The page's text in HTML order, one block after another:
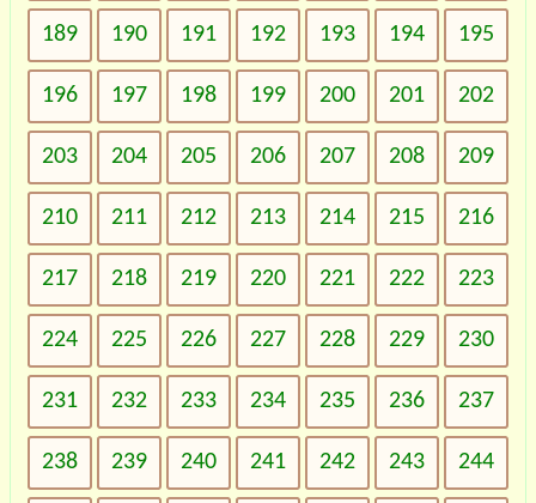
189 190 191 192 193 194 195
196 197 198 199 200 201 202
203 204 205 206 207 208 209
210 211 212 213 214 215 216
217 218 219 220 221 222 223
224 225 226 227 228 229 230
231 232 233 234 235 236 237
238 239 240 241 242 243 244